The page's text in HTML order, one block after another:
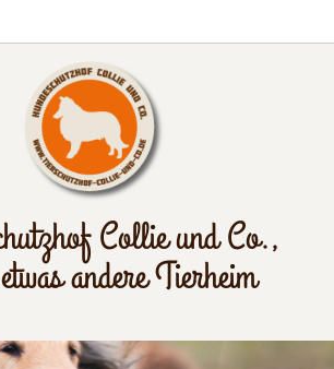
Collie und Co.,
andere Tierheim